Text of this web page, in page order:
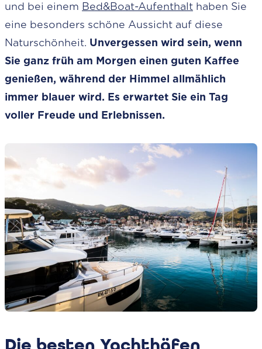
und bei einem Bed&Boat-Aufenthalt haben Sie
eine besonders schöne Aussicht auf diese
Naturschönheit. Unvergessen wird sein, wenn
Sie ganz früh am Morgen einen guten Kaffee
genießen, während der Himmel allmählich
immer blauer wird. Es erwartet Sie ein Tag
voller Freude und Erlebnissen.